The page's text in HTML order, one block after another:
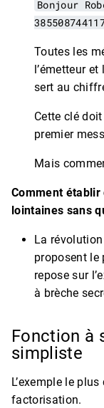
Bonjour
Toutes les
l’émetteur
sert au
Cette clé
premier
Mais
Comment
lointaines sans
La
proposent le
repose sur
à brèche
Fonction à
simpliste
L’exemple le
factorisation.